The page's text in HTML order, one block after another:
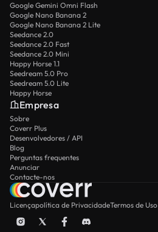
Google Gemini Omni Flash
Google Nano Banana 2
Google Nano Banana 2 Lite
Seedance 2.0
Seedance 2.0 Fast
Seedance 2.0 Mini
Happy Horse 1.1
Seedream 5.0 Pro
Seedream 5.0 Lite
Happy Horse
Empresa
Sobre
Coverr Plus
Desenvolvedores / API
Blog
Perguntas frequentes
Anunciar
Contacte-nos
Licençapolítica de PrivacidadeTermos de Uso